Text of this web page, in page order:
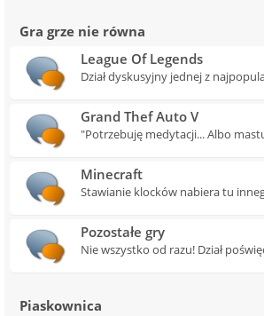
Gra grze nie równa
League Of Legends
Dział dyskusyjny jednej z
Grand Thef Auto V
"Potrzebuję medytacji... Albo
Minecraft
Stawianie klocków nabiera tu
Pozostałe gry
Nie wszystko od razu! Dział
Piaskownica